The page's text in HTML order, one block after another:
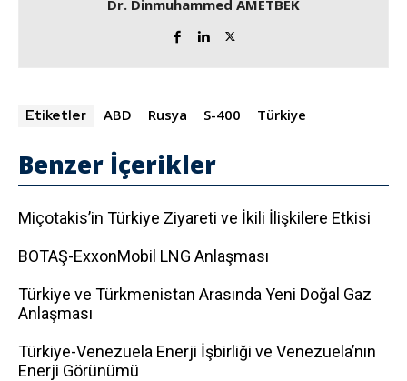
Dr. Dinmuhammed AMETBEK
Etiketler ABD Rusya S-400 Türkiye
Benzer İçerikler
Miçotakis’in Türkiye Ziyareti ve İkili İlişkilere Etkisi
BOTAŞ-ExxonMobil LNG Anlaşması
Türkiye ve Türkmenistan Arasında Yeni Doğal Gaz
Anlaşması
Türkiye-Venezuela Enerji İşbirliği ve Venezuela’nın
Enerji Görünümü